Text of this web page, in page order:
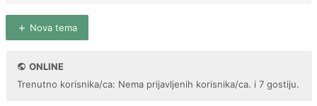
Nova tema
ONLINE
Trenutno korisnika/ca: Nema prijavljenih korisnika/ca. i 7 gostiju.